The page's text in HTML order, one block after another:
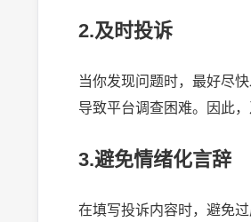
2.及时投诉
当你发现问题时，最好尽
导致平台调查困难。因此
3.避免情绪化言辞
在填写投诉内容时，避免